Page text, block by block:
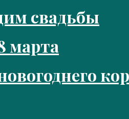
свадьбы
марта